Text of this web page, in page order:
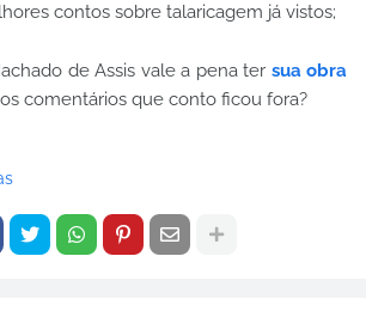
contos sobre talaricagem já vistos;
de Assis vale a pena ter sua obra
comentários que conto ficou fora?